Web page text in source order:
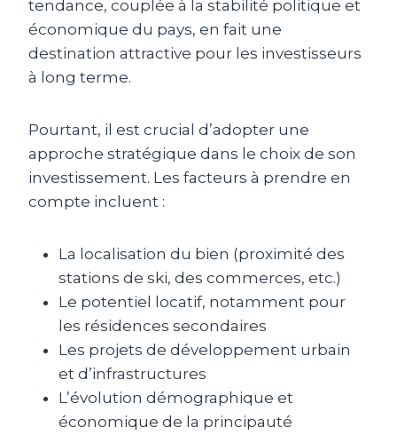
tendance, couplée à la stabilité politique et
économique du pays, en fait une
destination attractive pour les investisseurs
à long terme.
Pourtant, il est crucial d’adopter une
approche stratégique dans le choix de son
investissement. Les facteurs à prendre en
compte incluent :
La localisation du bien (proximité des
stations de ski, des commerces, etc.)
Le potentiel locatif, notamment pour
les résidences secondaires
Les projets de développement urbain
et d’infrastructures
L’évolution démographique et
économique de la principauté